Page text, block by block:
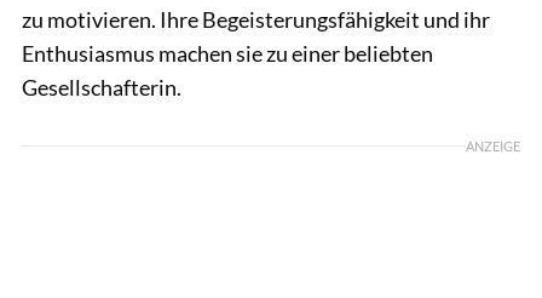
zu motivieren. Ihre Begeisterungsfähigkeit und ihr
Enthusiasmus machen sie zu einer beliebten
Gesellschafterin.
ANZEIGE